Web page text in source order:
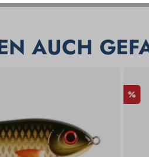
AUCH
%